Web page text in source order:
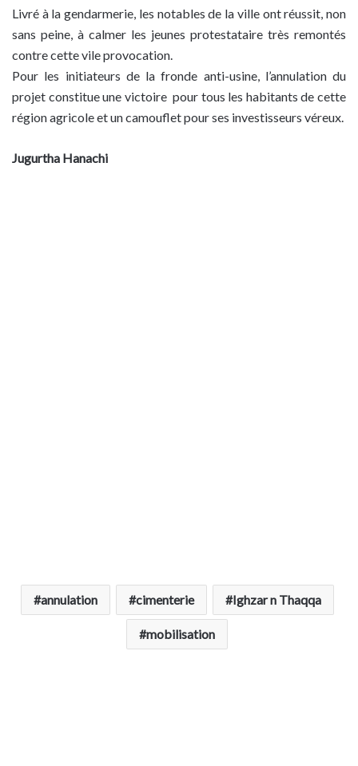
Livré à la gendarmerie, les notables de la ville ont réussit, non
sans peine, à calmer les jeunes protestataire très remontés
contre cette vile provocation.
Pour les initiateurs de la fronde anti-usine, l’annulation du
projet constitue une victoire pour tous les habitants de cette
région agricole et un camouflet pour ses investisseurs véreux.
Jugurtha Hanachi
annulation cimenterie Ighzar n Thaqqa
mobilisation